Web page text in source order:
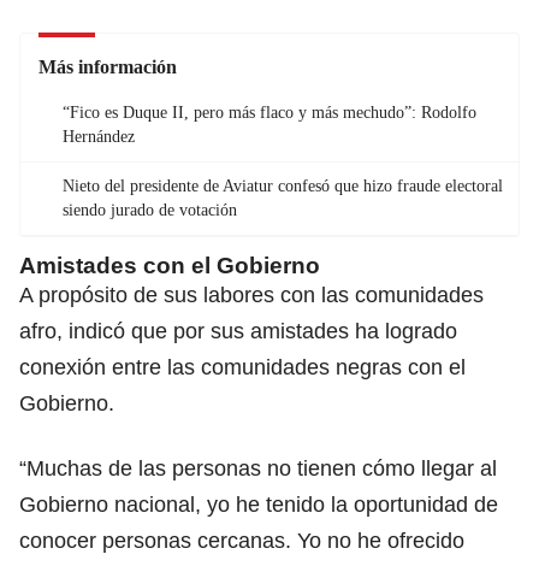
Más información
“Fico es Duque II, pero más flaco y más mechudo”: Rodolfo
Hernández
Nieto del presidente de Aviatur confesó que hizo fraude electoral
siendo jurado de votación
Amistades con el Gobierno
A propósito de sus labores con las comunidades
afro, indicó que por sus amistades ha logrado
conexión entre las comunidades negras con el
Gobierno.
“Muchas de las personas no tienen cómo llegar al
Gobierno nacional, yo he tenido la oportunidad de
conocer personas cercanas. Yo no he ofrecido